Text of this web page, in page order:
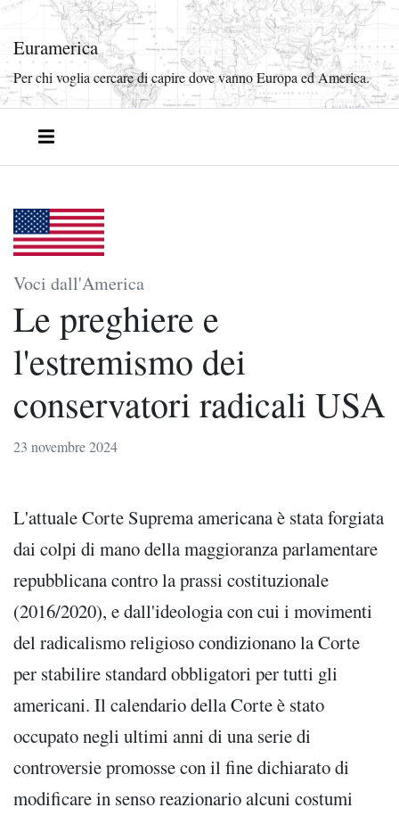
Euramerica
Per chi voglia cercare di capire dove vanno Europa ed America.
Voci dall'America
Le preghiere e
l'estremismo dei
conservatori radicali USA
23 novembre 2024
L'attuale Corte Suprema americana è stata forgiata
dai colpi di mano della maggioranza parlamentare
repubblicana contro la prassi costituzionale
(2016/2020), e dall'ideologia con cui i movimenti
del radicalismo religioso condizionano la Corte
per stabilire standard obbligatori per tutti gli
americani. Il calendario della Corte è stato
occupato negli ultimi anni di una serie di
controversie promosse con il fine dichiarato di
modificare in senso reazionario alcuni costumi